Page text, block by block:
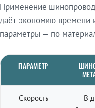
Применение
даёт экономию времени
параметры — по
ПАРАМЕТР
Скорость
В